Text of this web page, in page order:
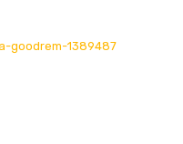
goodrem-1389487